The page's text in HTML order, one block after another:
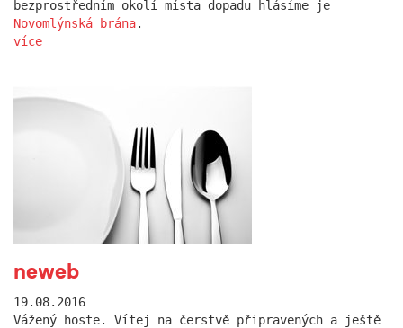
bezprostředním okolí místa dopadu hlásíme je
Novomlýnská brána.
více
neweb
19.08.2016
Vážený hoste. Vítej na čerstvě připravených a ještě